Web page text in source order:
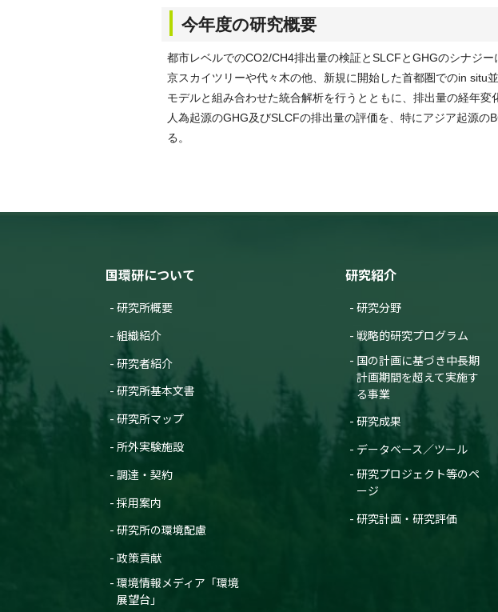
今年度の研究概要
都市レベルでのCO2/CH4排出量の検証とSLCFとGHGのシナジ
京スカイツリーや代々木の他、新規に開始した首都圏でのin situ
モデルと組み合わせた統合解析を行うとともに、排出量の経年
人為起源のGHG及びSLCFの排出量の評価を、特にアジア起源の
る。
国環研について
研究所概要
組織紹介
研究者紹介
研究所基本文書
研究所マップ
所外実験施設
調達・契約
採用案内
研究所の環境配慮
政策貢献
環境情報メディア「環境
展望台」
研究紹介
研究分野
戦略的研究プログラム
国の計画に基づき中長期
計画期間を超えて実施す
る事業
研究成果
データベース／ツール
研究プロジェクト等のペ
ージ
研究計画・研究評価